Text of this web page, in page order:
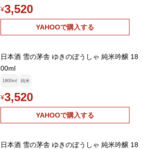
¥3,520
YAHOOで購入する
日本酒 雪の茅舎 ゆきのぼうしゃ 純米吟醸 18
00ml
1800ml 純米
¥3,520
YAHOOで購入する
日本酒 雪の茅舎 ゆきのぼうしゃ 純米吟醸 18